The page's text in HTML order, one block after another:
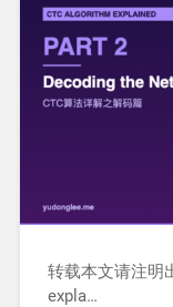
转载本文请注明
expla…